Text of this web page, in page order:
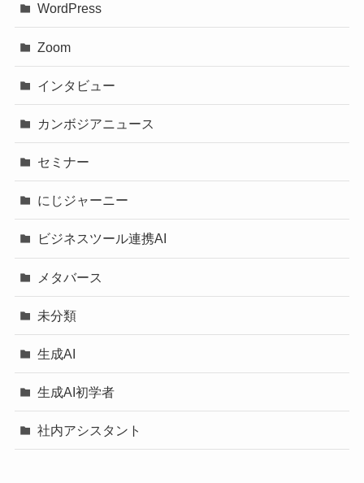
WordPress
Zoom
インタビュー
カンボジアニュース
セミナー
にじジャーニー
ビジネスツール連携AI
メタバース
未分類
生成AI
生成AI初学者
社内アシスタント